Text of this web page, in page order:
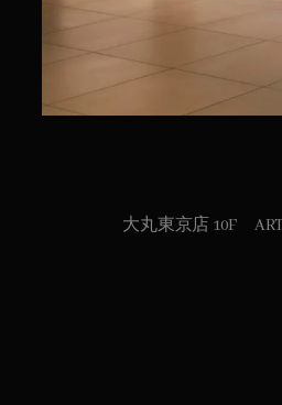
大丸東京店 10F